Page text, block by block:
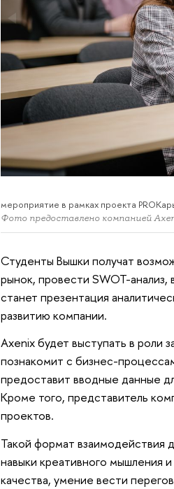
мероприятие в рамках проекта
Фото предоставлено компанией
Студенты Вышки получат
рынок, провести SWOT-
станет презентация
развитию компании.
Axenix будет выступать в роли
познакомит с бизнес-
предоставит вводные данные
Кроме того, представитель
проектов.
Такой формат взаимодействия
навыки креативного мышления
качества, умение вести